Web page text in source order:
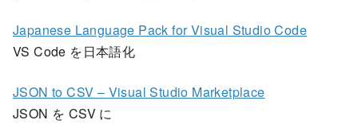
Japanese Language Pack for Visual Studio Code
VS Code を日本語化
JSON to CSV – Visual Studio Marketplace
JSON を CSV に